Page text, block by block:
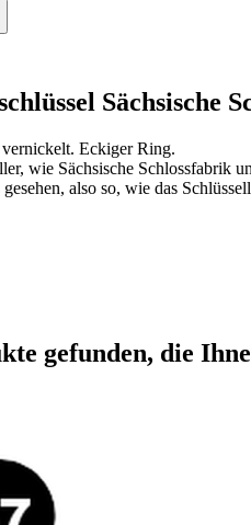
Sächsische
vernickelt. Eckiger Ring.
wie Sächsische
also so, wie das
gefunden, die